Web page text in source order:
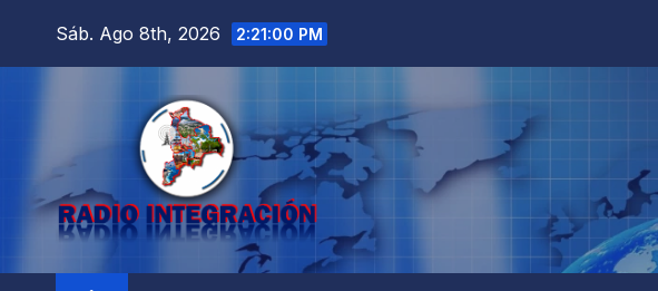
Sáb. Ago 8th, 2026 2:21:01 PM